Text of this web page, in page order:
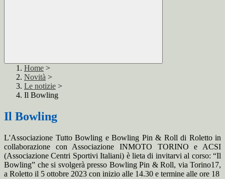
Home >
Novità >
Le notizie >
Il Bowling
Il Bowling
L'Associazione Tutto Bowling e Bowling Pin & Roll di Roletto in
collaborazione con Associazione INMOTO TORINO e ACSI
(Associazione Centri Sportivi Italiani) è lieta di invitarvi al corso: “Il
Bowling” che si svolgerà presso Bowling Pin & Roll, via Torino17,
a Roletto il 5 ottobre 2023 con inizio alle 14.30 e termine alle ore 18